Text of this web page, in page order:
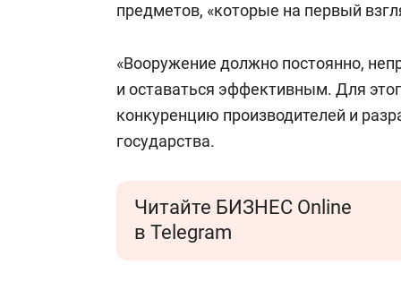
предметов, «которые на первый
«Вооружение должно постоянно,
и оставаться эффективным. Для
конкуренцию производителей и
государства.
Читайте БИЗНЕС Online
в Telegram